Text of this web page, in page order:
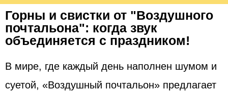
Горны и свистки от "Воздушного
почтальона": когда звук
объединяется с праздником!
В мире, где каждый день наполнен шумом и
суетой, «Воздушный почтальон» предлагает